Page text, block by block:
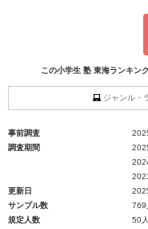
この小学生 塾 東海ランキン
ジャンル・
事前調査
調査期間
更新日
サンプル数
769
規定人数
50